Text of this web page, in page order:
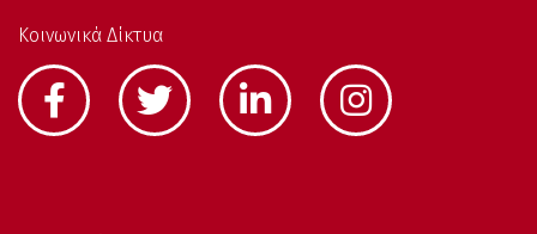
Κοινωνικά Δίκτυα